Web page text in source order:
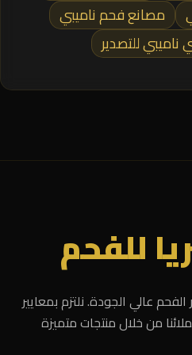
مصانع فحم ناميبي
للتصدير
للفحم
عالي الجودة. نلتزم بمعايير
من خلال منتجات متميزة